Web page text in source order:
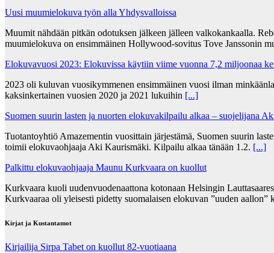
Uusi muumielokuva työn alla Yhdysvalloissa
Muumit nähdään pitkän odotuksen jälkeen jälleen valkokankaalla.
muumielokuva on ensimmäinen Hollywood-sovitus Tove Janssonin
Elokuvavuosi 2023: Elokuvissa käytiin viime vuonna 7,2 miljoonaa
2023 oli kuluvan vuosikymmenen ensimmäinen vuosi ilman
kaksinkertainen vuosien 2020 ja 2021 lukuihin [...]
Suomen suurin lasten ja nuorten elokuvakilpailu alkaa – suojelijana
Tuotantoyhtiö Amazementin vuosittain järjestämä, Suomen suurin
toimii elokuvaohjaaja Aki Kaurismäki. Kilpailu alkaa tänään 1.2. [...]
Palkittu elokuvaohjaaja Maunu Kurkvaara on kuollut
Kurkvaara kuoli uudenvuodenaattona kotonaan Helsingin
Kurkvaaraa oli yleisesti pidetty suomalaisen elokuvan ”uuden aallon”
Kirjat ja Kustantamot
Kirjailija Sirpa Tabet on kuollut 82-vuotiaana